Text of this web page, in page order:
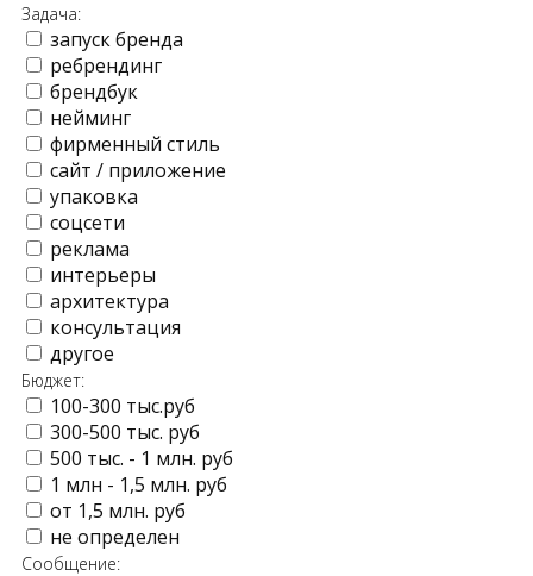
Задача:
запуск бренда
ребрендинг
брендбук
нейминг
фирменный стиль
сайт / приложение
упаковка
соцсети
реклама
интерьеры
архитектура
консультация
другое
Бюджет:
100-300 тыс.руб
300-500 тыс. руб
500 тыс. - 1 млн. руб
1 млн - 1,5 млн. руб
от 1,5 млн. руб
не определен
Сообщение: